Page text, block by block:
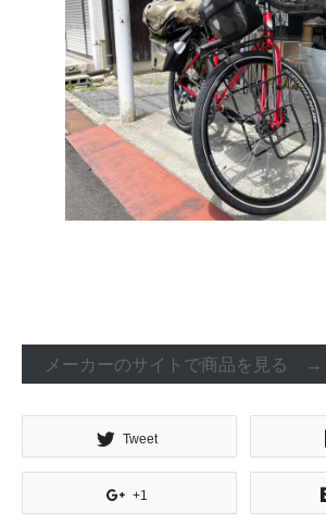
メーカーのサイトで商品を見る →
Tweet
+1